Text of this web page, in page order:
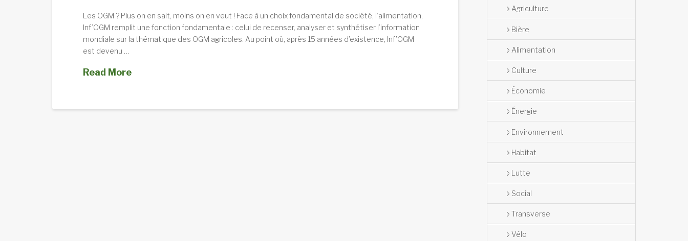
Les OGM ? Plus on en sait, moins on en veut ! Face à un choix fondamental de société, l’alimentation,
Inf’OGM remplit une fonction fondamentale : celui de recenser, analyser et synthétiser l’information
mondiale sur la thématique des OGM agricoles. Au point où, après 15 années d’existence, Inf’OGM
est devenu …
Read More
Agriculture
Bière
Alimentation
Culture
Économie
Énergie
Environnement
Habitat
Lutte
Social
Transverse
Vélo